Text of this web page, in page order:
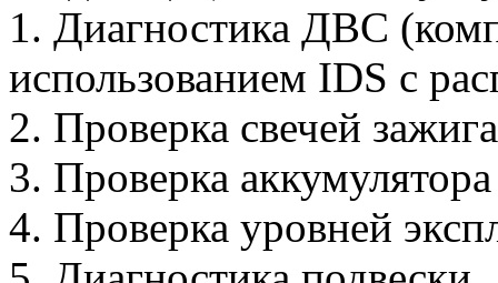
1. Диагностика ДВС
использованием IDS с
2. Проверка свечей
3. Проверка аккумулятора
4. Проверка уровней